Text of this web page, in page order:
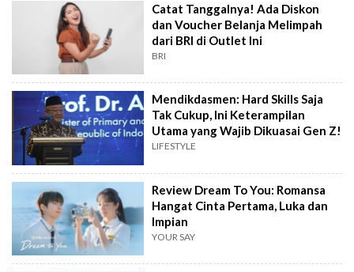
Catat Tanggalnya! Ada Diskon
dan Voucher Belanja Melimpah
dari BRI di Outlet Ini
BRI
Mendikdasmen: Hard Skills Saja
Tak Cukup, Ini Keterampilan
Utama yang Wajib Dikuasai Gen Z!
LIFESTYLE
Review Dream To You: Romansa
Hangat Cinta Pertama, Luka dan
Impian
YOUR SAY